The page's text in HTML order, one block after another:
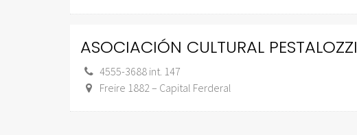
ASOCIACIÓN CULTURAL PESTALOZZI
4555-3688 int. 147
Freire 1882 – Capital Ferderal